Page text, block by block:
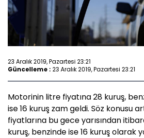
23 Aralık 2019, Pazartesi 23:21
Güncelleme : 23 Aralık 2019, Pazartesi 23:21
Motorinin litre fiyatına 28 kuruş,
ise 16 kuruş zam geldi. Söz konusu
fiyatlarına bu gece yarısından
kuruş, benzinde ise 16 kuruş olarak